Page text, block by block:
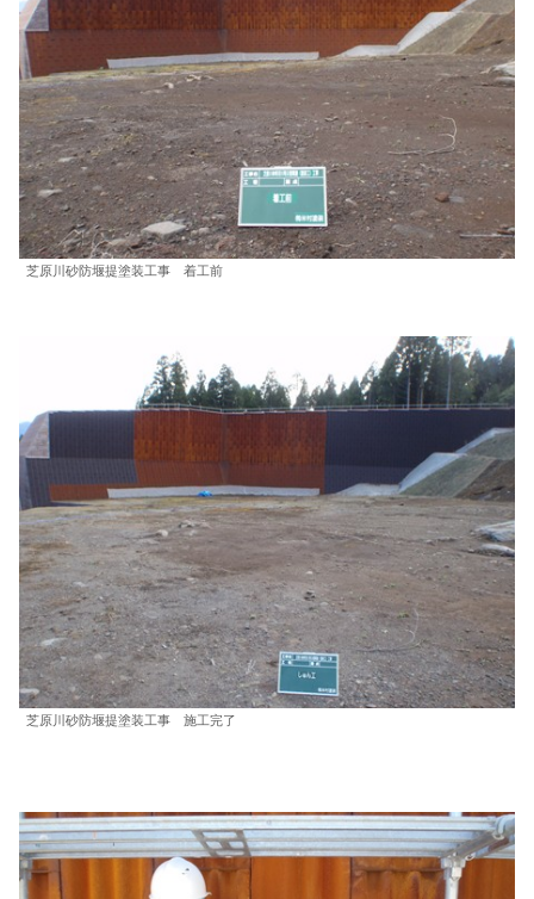
芝原川砂防堰提塗装工事 着工前
芝原川砂防堰提塗装工事 施工完了